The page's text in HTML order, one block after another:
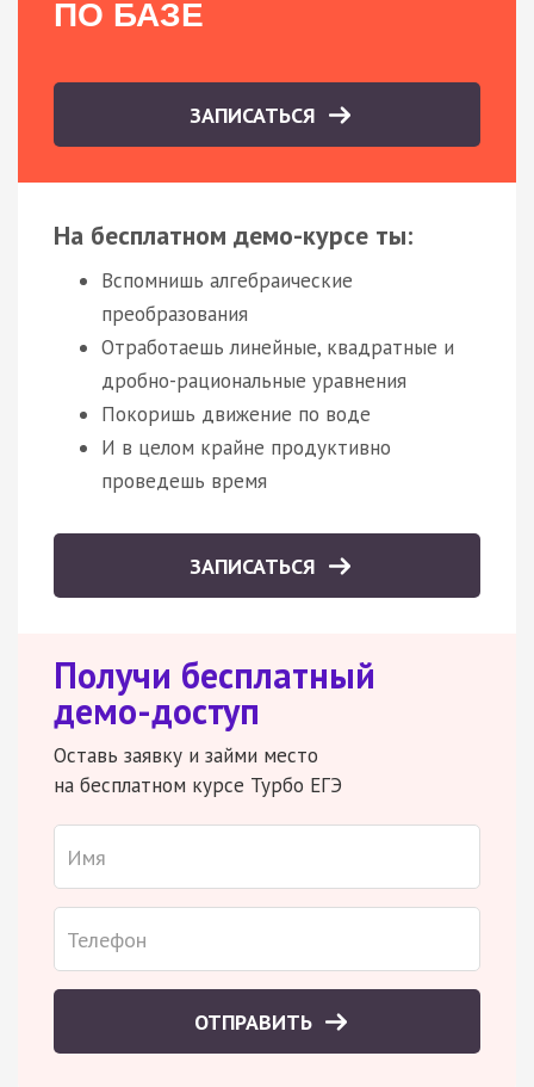
ПО БАЗЕ
ЗАПИСАТЬСЯ
На бесплатном демо-курсе ты:
Вспомнишь алгебраические
преобразования
Отработаешь линейные, квадратные и
дробно-рациональные уравнения
Покоришь движение по воде
И в целом крайне продуктивно
проведешь время
ЗАПИСАТЬСЯ
Получи бесплатный
демо-доступ
Оставь заявку и займи место
на бесплатном курсе Турбо ЕГЭ
ОТПРАВИТЬ